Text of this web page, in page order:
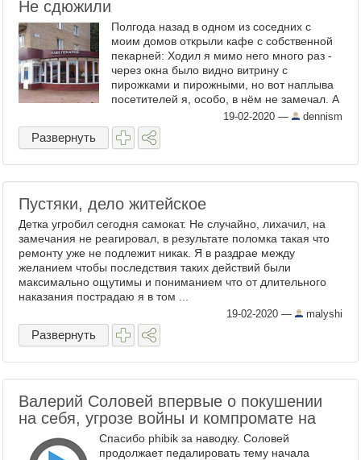
Не сдюжили
Полгода назад в одном из соседних с
моим домов открыли кафе с собственной
пекарней: Ходил я мимо него много раз -
через окна было видно витрину с
пирожками и пирожными, но вот наплыва
посетителей я, особо, в нём не замечал. А
в прошлые выходные иду мимо - - а внутри
пусто. И ...
19-02-2020 — dennism
Развернуть
Пустяки, дело житейское
Детка угробил сегодня самокат. Не случайно, лихачил, на
замечания не реагировал, в результате поломка такая что
ремонту уже не подлежит никак. Я в раздрае между
желанием чтобы последствия таких действий были
максимально ощутимы и пониманием что от длительного
наказания пострадаю я в том ...
19-02-2020 — malyshi
Развернуть
Валерий Соловей впервые о покушении
на себя, угрозе войны и компромате на
Спасибо phibik за наводку. Соловей
продолжает педалировать тему начала